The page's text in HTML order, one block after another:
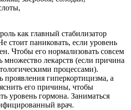
как главный стабилизатор
стоит паниковать, если уровень
Чтобы его нормализовать совсем
множество лекарств (если причина
процессами).
проявления гиперкортицизма, а
его причины, чтобы
уровень гормона. Заниматься
врач.